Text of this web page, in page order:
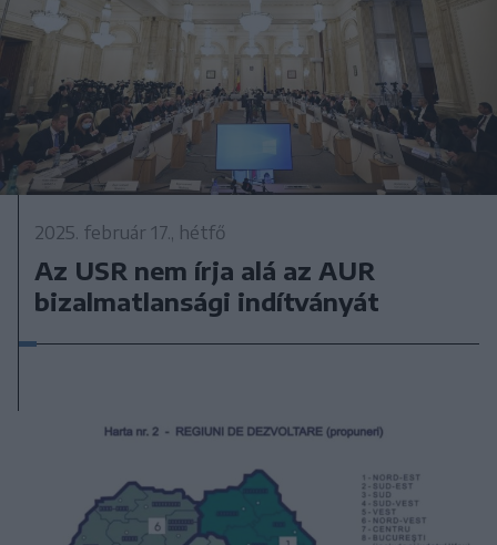
2025. február 17., hétfő
Az USR nem írja alá az AUR
bizalmatlansági indítványát